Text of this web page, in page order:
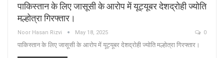
पाकिस्तान के लिए जासूसी के आरोप में यूट्यूबर देशद्रोही ज्योति
मल्होत्रा गिरफ्तार।
Noor Hasan Rizvi May 18, 2025 0
पाकिस्तान के लिए जासूसी के आरोप में यूट्यूबर देशद्रोही ज्योति मल्होत्रा गिरफ्तार।